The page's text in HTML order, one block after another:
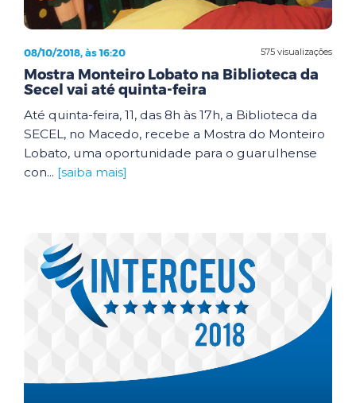
575 visualizações
08/10/2018, às 16:20
Mostra Monteiro Lobato na Biblioteca da
Secel vai até quinta-feira
Até quinta-feira, 11, das 8h às 17h, a Biblioteca da
SECEL, no Macedo, recebe a Mostra do Monteiro
Lobato, uma oportunidade para o guarulhense
con... [saiba mais]